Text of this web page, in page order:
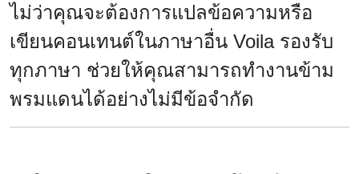
ไม่ว่าคุณจะต้องการแปลข้อความหรือ
เขียนคอนเทนต์ในภาษาอื่น Voila รองรับ
ทุกภาษา ช่วยให้คุณสามารถทำงานข้าม
พรมแดนได้อย่างไม่มีข้อจำกัด